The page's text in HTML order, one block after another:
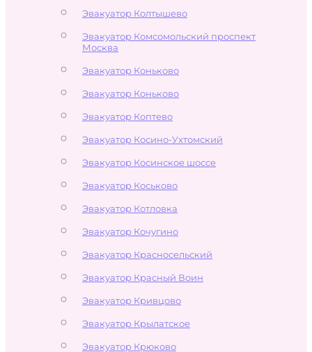
Эвакуатор Колтышево
Эвакуатор Комсомольский проспект
Москва
Эвакуатор Коньково
Эвакуатор Коньково
Эвакуатор Коптево
Эвакуатор Косино-Ухтомский
Эвакуатор Косинское шоссе
Эвакуатор Коськово
Эвакуатор Котловка
Эвакуатор Кочугино
Эвакуатор Красносельский
Эвакуатор Красный Воин
Эвакуатор Кривцово
Эвакуатор Крылатское
Эвакуатор Крюково